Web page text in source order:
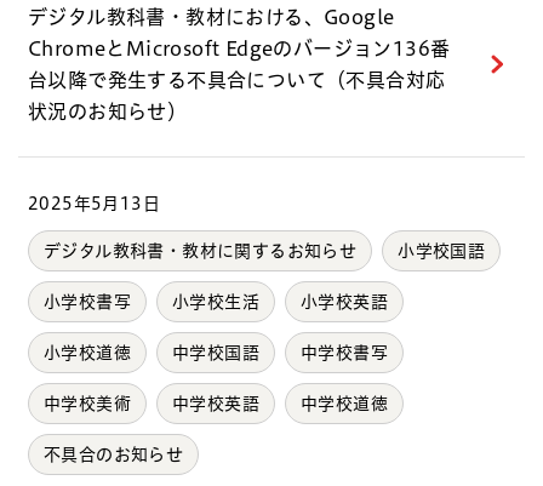
デジタル教科書・教材における、Google
ChromeとMicrosoft Edgeのバージョン136番
台以降で発生する不具合について（不具合対応
状況のお知らせ）
2025年5月13日
デジタル教科書・教材に関するお知らせ 小学校国語
小学校書写 小学校生活 小学校英語
小学校道徳 中学校国語 中学校書写
中学校美術 中学校英語 中学校道徳
不具合のお知らせ